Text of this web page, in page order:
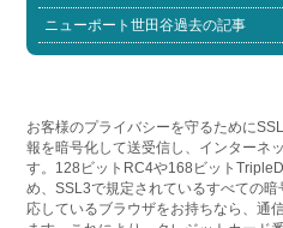
ニューポート世田谷過去の記事
お客様のプライバシーを守るために
報を暗号化して送受信し、インターネ
す。128ビットRC4や168ビット
め、SSL3で規定されているすべての
応しているブラウザをお持ちなら、通